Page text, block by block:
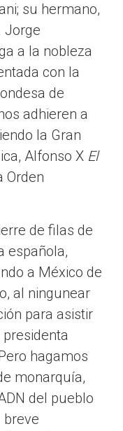
su hermano,
Jorge
a la nobleza
con la
de
adhieren a
la Gran
Alfonso X El
Orden
de filas de
española,
a México de
al ningunear
para asistir
hagamos
monarquía,
del pueblo
breve